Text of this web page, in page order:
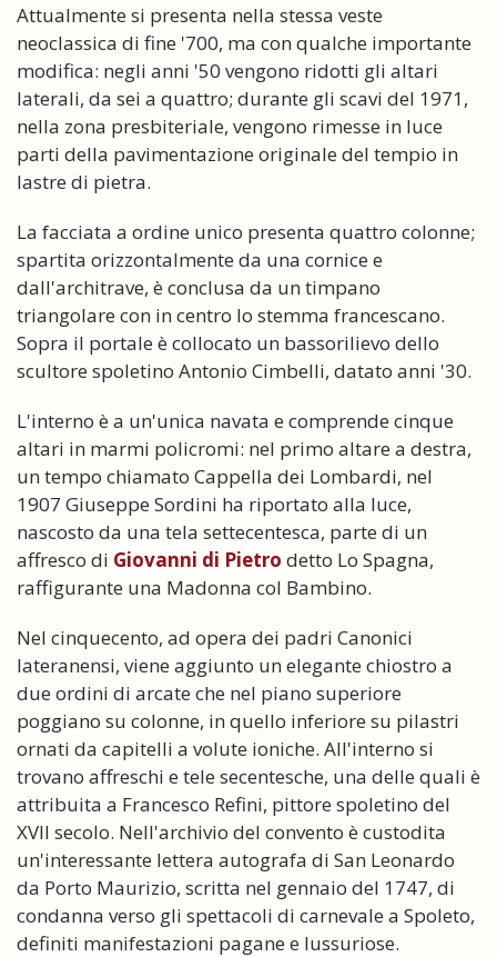
Attualmente si presenta nella stessa veste
neoclassica di fine '700, ma con qualche importante
modifica: negli anni '50 vengono ridotti gli altari
laterali, da sei a quattro; durante gli scavi del 1971,
nella zona presbiteriale, vengono rimesse in luce
parti della pavimentazione originale del tempio in
lastre di pietra.
La facciata a ordine unico presenta quattro colonne;
spartita orizzontalmente da una cornice e
dall'architrave, è conclusa da un timpano
triangolare con in centro lo stemma francescano.
Sopra il portale è collocato un bassorilievo dello
scultore spoletino Antonio Cimbelli, datato anni '30.
L'interno è a un'unica navata e comprende cinque
altari in marmi policromi: nel primo altare a destra,
un tempo chiamato Cappella dei Lombardi, nel
1907 Giuseppe Sordini ha riportato alla luce,
nascosto da una tela settecentesca, parte di un
affresco di Giovanni di Pietro detto Lo Spagna,
raffigurante una Madonna col Bambino.
Nel cinquecento, ad opera dei padri Canonici
lateranensi, viene aggiunto un elegante chiostro a
due ordini di arcate che nel piano superiore
poggiano su colonne, in quello inferiore su pilastri
ornati da capitelli a volute ioniche. All'interno si
trovano affreschi e tele secentesche, una delle quali è
attribuita a Francesco Refini, pittore spoletino del
XVII secolo. Nell'archivio del convento è custodita
un'interessante lettera autografa di San Leonardo
da Porto Maurizio, scritta nel gennaio del 1747, di
condanna verso gli spettacoli di carnevale a Spoleto,
definiti manifestazioni pagane e lussuriose.